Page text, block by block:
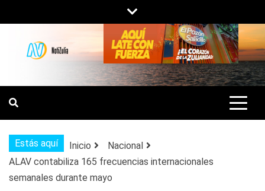
al
contenido
NOTIZULIA
NOTICIAS DEL ZULIA, VENEZUELA Y
DE INTERÉS GENERAL.
Estás aquí Inicio
Nacional
ALAV contabiliza 165 frecuencias internacionales
semanales durante mayo